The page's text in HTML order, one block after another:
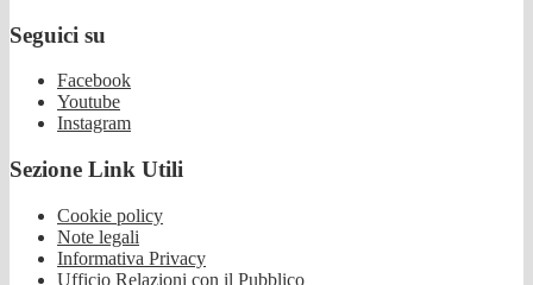
Seguici su
Facebook
Youtube
Instagram
Sezione Link Utili
Cookie policy
Note legali
Informativa Privacy
Ufficio Relazioni con il Pubblico